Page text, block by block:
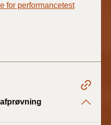
for performancetest